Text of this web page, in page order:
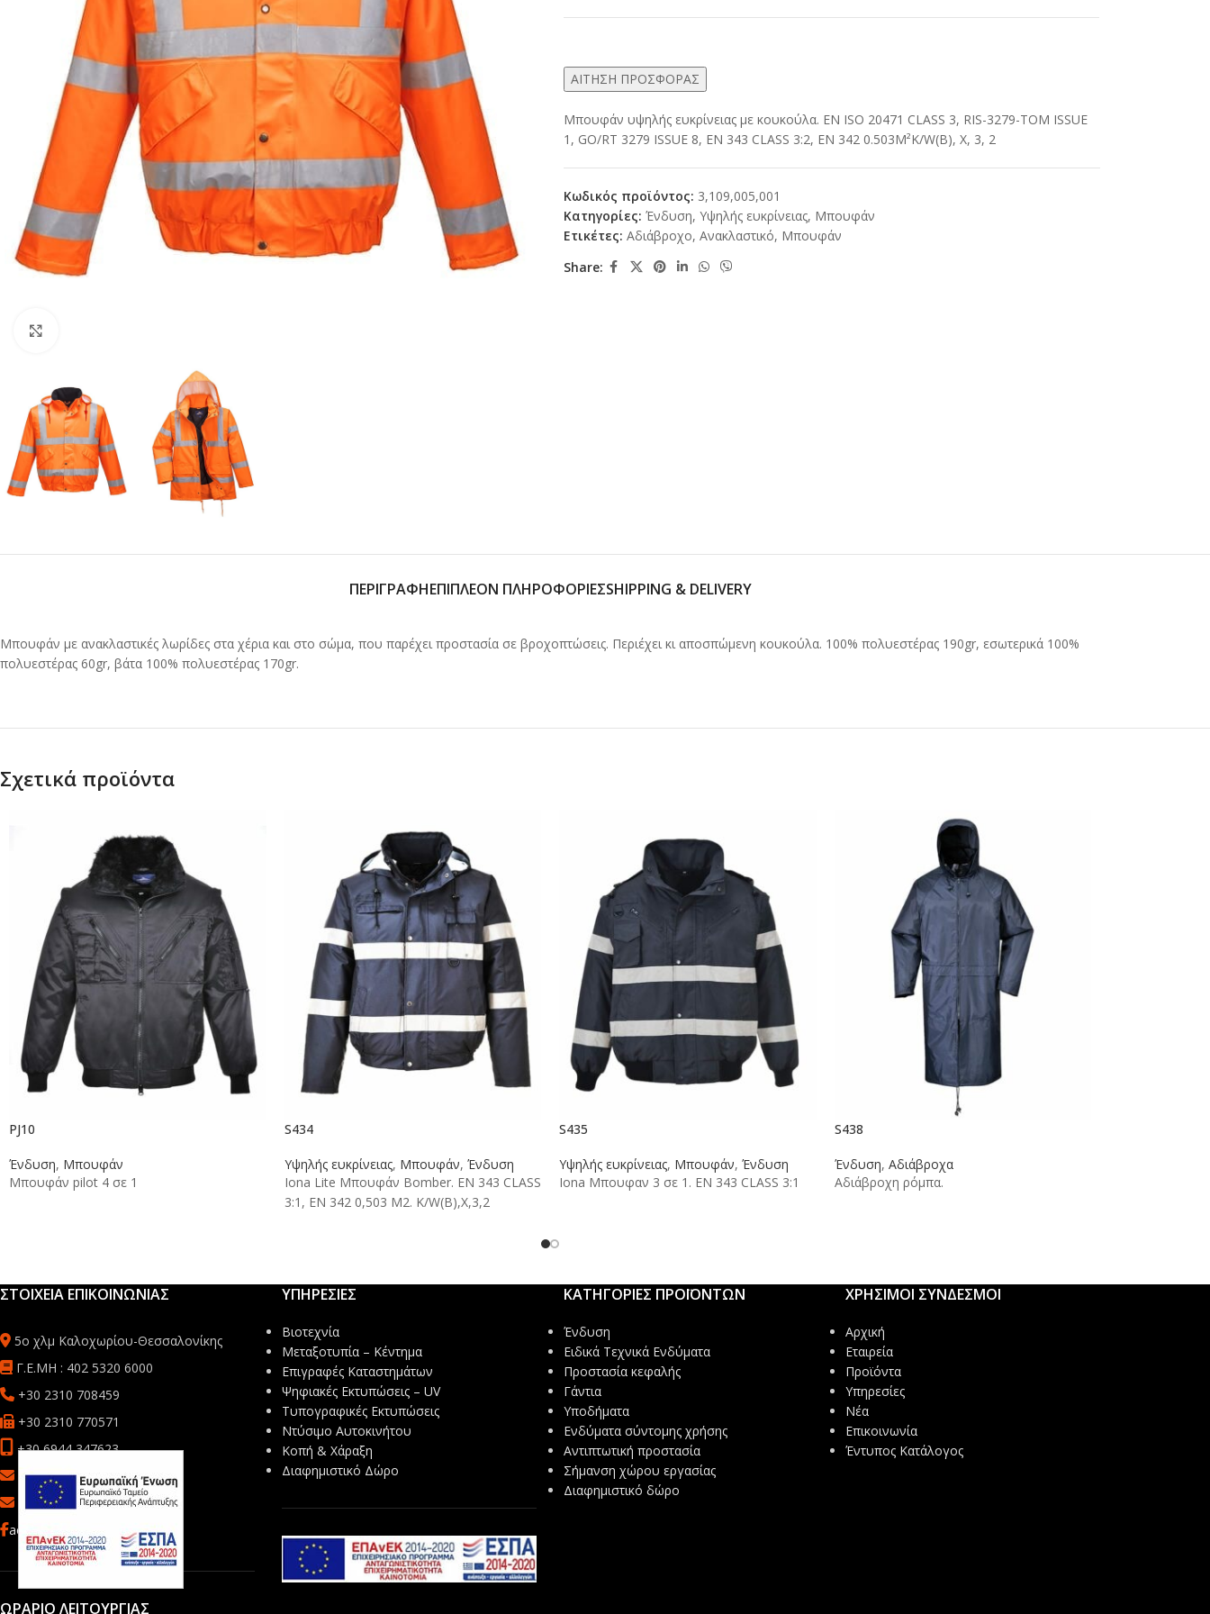
ΑΙΤΗΣΗ ΠΡΟΣΦΟΡΑΣ
Μπουφάν υψηλής ευκρίνειας με κουκούλα. EN ISO 20471 CLASS 3, RIS-3279-TOM ISSUE
1, GO/RT 3279 ISSUE 8, EN 343 CLASS 3:2, EN 342 0.503M²K/W(B), X, 3, 2
Κωδικός προϊόντος: 3,109,005,001
Κατηγορίες: Ένδυση, Υψηλής ευκρίνειας, Μπουφάν
Ετικέτες: Αδιάβροχο, Ανακλαστικό, Μπουφάν
Share:
ΠΕΡΙΓΡΑΦΉΕΠΙΠΛΈΟΝ ΠΛΗΡΟΦΟΡΊΕΣSHIPPING & DELIVERY
Μπουφάν με ανακλαστικές λωρίδες στα χέρια και στο σώμα, που παρέχει προστασία σε βροχοπτώσεις. Περιέχει κι αποσπώμενη κουκούλα. 100% πολυεστέρας 190gr, εσωτερικά 100%
πολυεστέρας 60gr, βάτα 100% πολυεστέρας 170gr.
Σχετικά προϊόντα
PJ10
Ένδυση, Μπουφάν
Μπουφάν pilot 4 σε 1
S434
Υψηλής ευκρίνειας, Μπουφάν, Ένδυση
Iona Lite Μπουφάν Bomber. EN 343 CLASS
3:1, EN 342 0,503 M2. K/W(B),X,3,2
S435
Υψηλής ευκρίνειας, Μπουφάν, Ένδυση
Iona Μπουφαν 3 σε 1. EN 343 CLASS 3:1
S438
Ένδυση, Αδιάβροχα
Αδιάβροχη ρόμπα.
ΣΤΟΙΧΕΙΑ ΕΠΙΚΟΙΝΩΝΙΑΣ
5ο χλμ Καλοχωρίου-Θεσσαλονίκης
Γ.Ε.ΜΗ : 402 5320 6000
+30 2310 708459
+30 2310 770571
+30 6944 347623
sales@mbsafetyprint.com
info@mb-advertise.gr
acebook
ΩΡΑΡΙΟ ΛΕΙΤΟΥΡΓΙΑΣ
ΥΠΗΡΕΣΙΕΣ
Βιοτεχνία
Μεταξοτυπία – Κέντημα
Επιγραφές Καταστημάτων
Ψηφιακές Εκτυπώσεις – UV
Τυπογραφικές Εκτυπώσεις
Ντύσιμο Αυτοκινήτου
Κοπή & Χάραξη
Διαφημιστικό Δώρο
ΚΑΤΗΓΟΡΙΕΣ ΠΡΟΪΟΝΤΩΝ
Ένδυση
Ειδικά Τεχνικά Ενδύματα
Προστασία κεφαλής
Γάντια
Υποδήματα
Ενδύματα σύντομης χρήσης
Αντιπτωτική προστασία
Σήμανση χώρου εργασίας
Διαφημιστικό δώρο
ΧΡΗΣΙΜΟΙ ΣΥΝΔΕΣΜΟΙ
Αρχική
Εταιρεία
Προϊόντα
Υπηρεσίες
Νέα
Επικοινωνία
Έντυπος Κατάλογος